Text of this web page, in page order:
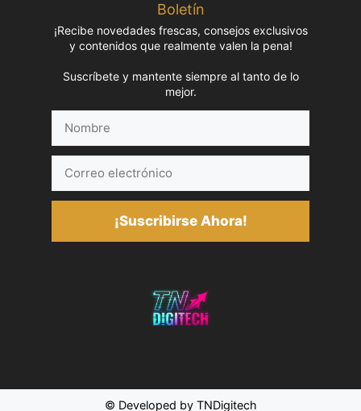
Boletín
¡Recibe novedades frescas, consejos exclusivos
y contenidos que realmente valen la pena!
Suscríbete y mantente siempre al tanto de lo
mejor.
electrónico
¡Suscribirse Ahora!